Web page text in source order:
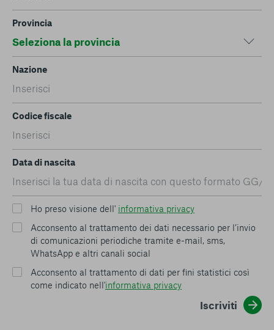
Provincia
Nazione
Codice fiscale
Data di nascita
Ho preso visione dell' informativa privacy
Acconsento al trattamento dei dati necessario per l’invio
di comunicazioni periodiche tramite e-mail, sms,
WhatsApp e altri canali social
Acconsento al trattamento di dati per fini statistici così
come indicato nell'informativa privacy
Iscriviti